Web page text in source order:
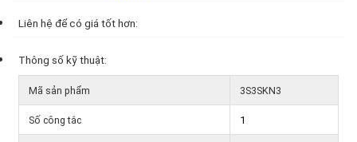
Liên hệ để có giá tốt hơn:
Thông số kỹ thuật:
Mã sản phẩm 3S3SKN3
Số công tắc 1